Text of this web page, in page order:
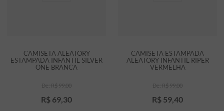
CAMISETA ALEATORY
ESTAMPADA INFANTIL SILVER
ONE BRANCA
R$99,00
R$ 69,30
CAMISETA ESTAMPADA
ALEATORY INFANTIL RIPER
VERMELHA
R$99,00
R$ 59,40